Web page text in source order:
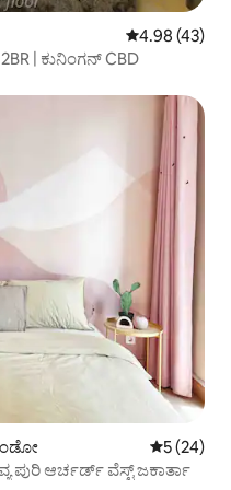
5 ರಲ್ಲಿ 4.98
4.98 (43)
| ಕುನಿಂಗನ್ CBD
5 ರಲ್ಲಿ 5
5 (24)
ಆರ್ಚರ್ಡ್ ವೆಸ್ಟ್ ಜಕಾರ್ತಾ